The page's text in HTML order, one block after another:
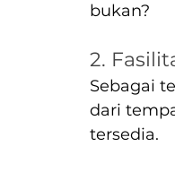
bukan?
2.
Sebagai
dari
tersedia.